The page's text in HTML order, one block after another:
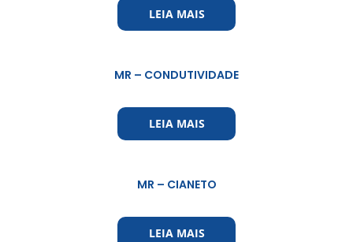
LEIA MAIS
MR – CONDUTIVIDADE
LEIA MAIS
MR – CIANETO
LEIA MAIS